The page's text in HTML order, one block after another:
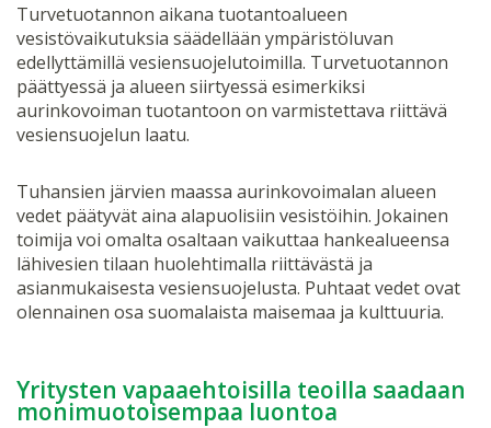
Turvetuotannon aikana tuotantoalueen
vesistövaikutuksia säädellään ympäristöluvan
edellyttämillä vesiensuojelutoimilla. Turvetuotannon
päättyessä ja alueen siirtyessä esimerkiksi
aurinkovoiman tuotantoon on varmistettava riittävä
vesiensuojelun laatu.
Tuhansien järvien maassa aurinkovoimalan alueen
vedet päätyvät aina alapuolisiin vesistöihin. Jokainen
toimija voi omalta osaltaan vaikuttaa hankealueensa
lähivesien tilaan huolehtimalla riittävästä ja
asianmukaisesta vesiensuojelusta. Puhtaat vedet ovat
olennainen osa suomalaista maisemaa ja kulttuuria.
Yritysten vapaaehtoisilla teoilla saadaan
monimuotoisempaa luontoa